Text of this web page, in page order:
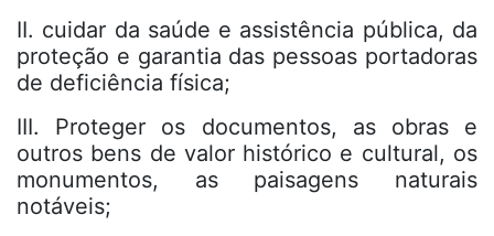
II. cuidar da saúde e assistência pública, da
proteção e garantia das pessoas portadoras
de deficiência física;
III. Proteger os documentos, as obras e
outros bens de valor histórico e cultural, os
monumentos, as paisagens naturais
notáveis;